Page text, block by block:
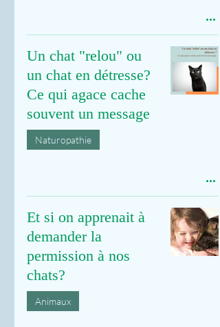
Un chat "relou" ou
un chat en détresse?
Ce qui agace cache
souvent un message
Naturopathie
Et si on apprenait à
demander la
permission à nos
chats?
Animaux